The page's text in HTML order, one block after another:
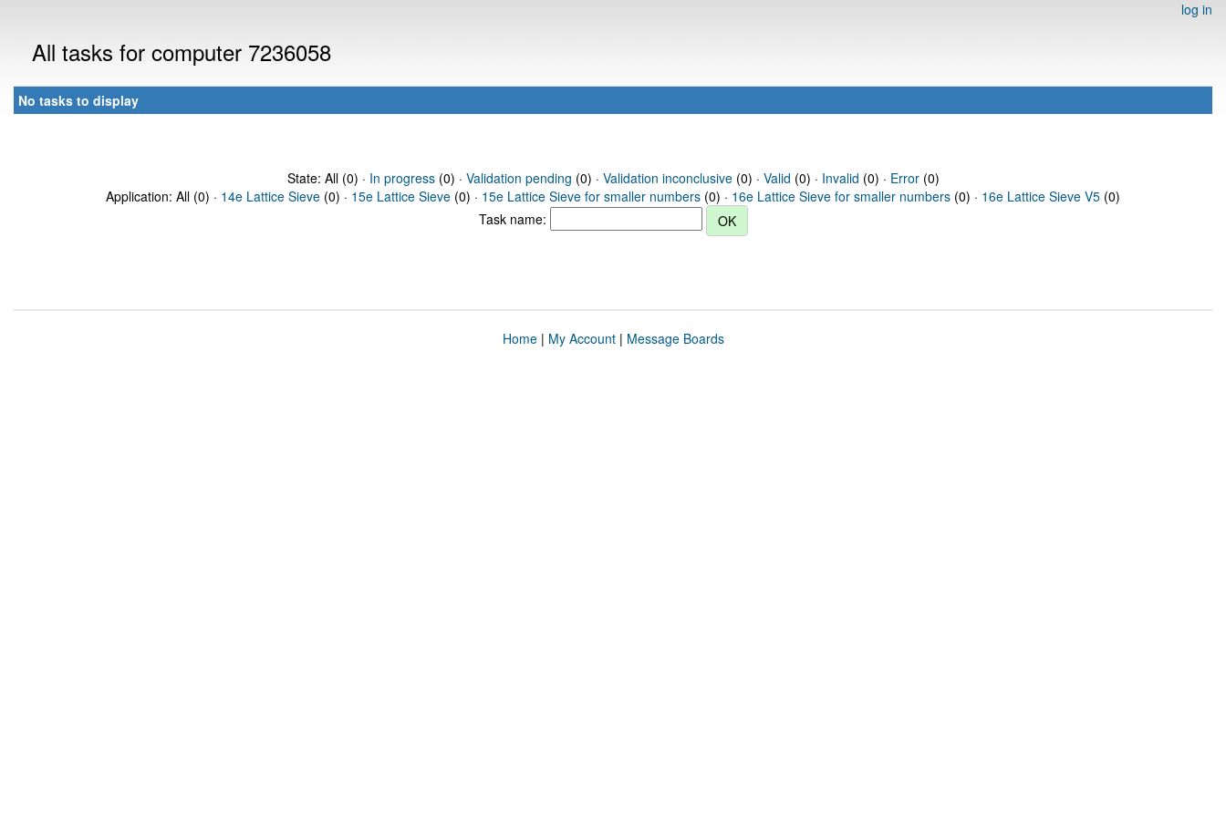
log in
All tasks for computer 7236058
No tasks to display
State: All (0) · In progress(0) · Validation pending (0) · Validation inconclusive(0) · Valid (0) · Invalid (0) · Error(0)
Application: All (0) · 14e Lattice Sieve (0) · 15e Lattice Sieve (0) · 15e Lattice Sieve for smaller numbers (0) · 16e Lattice Sieve for smaller numbers (0) · 16e Lattice Sieve V5 (0)
Task name:
Home| My Account| Message Boards